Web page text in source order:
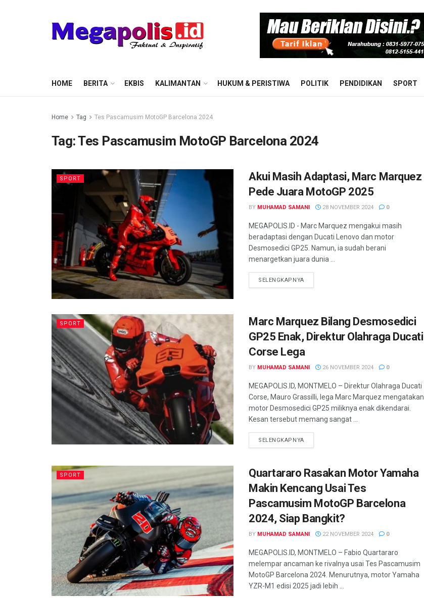
HOME BERITA EKBIS KALIMANTAN HUKUM & PERISTIWA POLITIK PENDIDIKAN SPORT
Home Tag Tes Pascamusim MotoGP Barcelona 2024
Tag:Tes Pascamusim MotoGP Barcelona 2024
SPORT
Akui Masih Adaptasi, Marc Marquez
Pede Juara MotoGP 2025
BY MUHAMAD SAMANI 28 NOVEMBER 2024 0
MEGAPOLIS.ID - Marc Marquez mengakui masih
beradaptasi dengan Ducati Lenovo dan motor
Desmosedici GP25. Namun, ia sudah berani
menargetkan juara dunia ...
SELENGKAPNYA
SPORT
Marc Marquez Bilang Desmosedici
GP25 Enak, Direktur Olahraga Ducati
Corse Lega
BY MUHAMAD SAMANI 26 NOVEMBER 2024 0
MEGAPOLIS.ID, MONTMELO – Direktur Olahraga Ducati
Corse, Mauro Grassilli, lega Marc Marquez mengatakan
motor Desmosedici GP25 miliknya enak dikendarai.
Kesan tersebut memang sangat ...
SELENGKAPNYA
SPORT
Quartararo Rasakan Motor Yamaha
Makin Kencang Usai Tes
Pascamusim MotoGP Barcelona
2024, Siap Bangkit?
BY MUHAMAD SAMANI 22 NOVEMBER 2024 0
MEGAPOLIS.ID, MONTMELO – Fabio Quartararo
melempar ancaman ke rivalnya usai Tes Pascamusim
MotoGP Barcelona 2024. Menurutnya, motor Yamaha
YZR-M1 edisi 2025 jadi lebih ...